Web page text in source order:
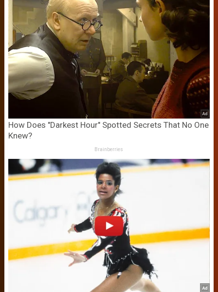
How Does "Darkest Hour" Spotted Secrets That No One
Knew?
Brainberries